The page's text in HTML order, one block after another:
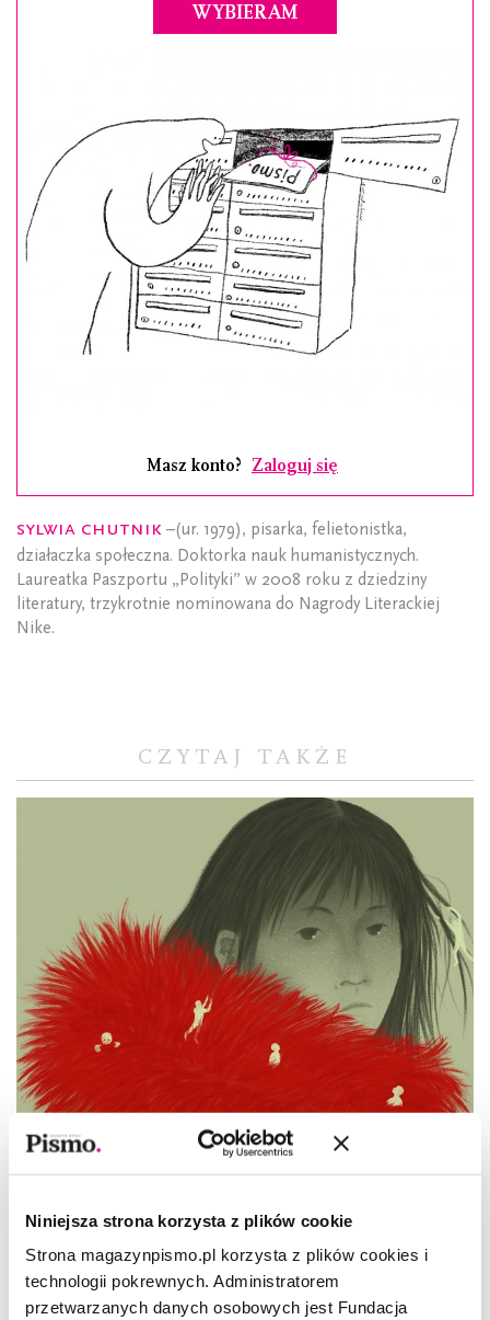
Niniejsza strona korzysta z plików cookie
Strona magazynpismo.pl korzysta z plików cookies i
technologii pokrewnych. Administratorem
przetwarzanych danych osobowych jest Fundacja
WYBIERAM
Masz konto? Zaloguj się
Sylwia Chutnik –(ur. 1979), pisarka, felietonistka,
działaczka społeczna. Doktorka nauk humanistycznych.
Laureatka Paszportu „Polityki” w 2008 roku z dziedziny
literatury, trzykrotnie nominowana do Nagrody Literackiej
Nike.
CZYTAJ TAKŻE
OPOWIADANIE
Martusia
OLGA HUND